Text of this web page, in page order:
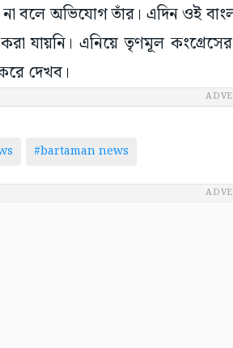
না বলে অভিযোগ তাঁর। এদিন ওই
যায়নি। এনিয়ে তৃণমূল কংগ্রেসের
দেখব।
#bartaman news